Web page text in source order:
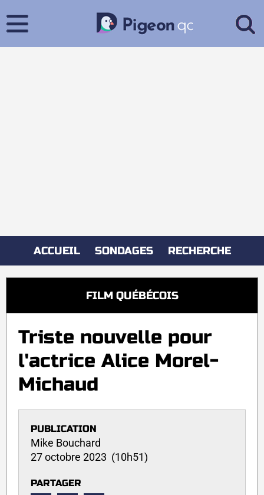
ACCUEIL SONDAGES RECHERCHE
FILM QUÉBÉCOIS
Triste nouvelle pour
l'actrice Alice Morel-
Michaud
PUBLICATION
Mike Bouchard
27 octobre 2023 (10h51)
PARTAGER